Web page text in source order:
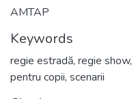
AMTAP
Keywords
regie estradă, regie show,
pentru copii, scenarii